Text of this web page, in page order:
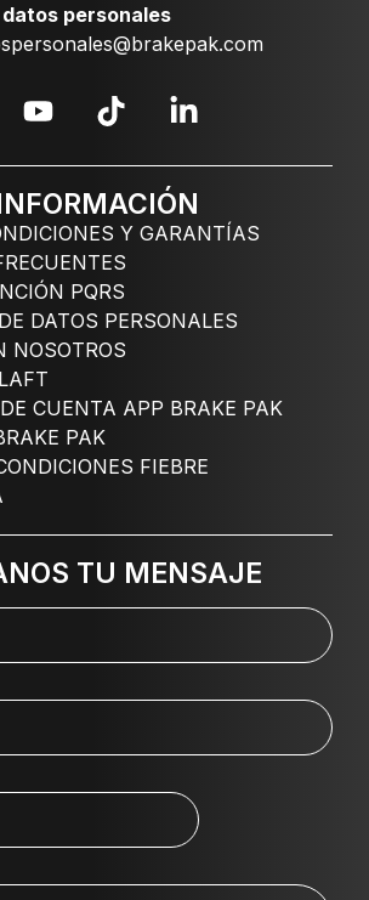
personales
Y GARANTÍAS
PQRS
DATOS PERSONALES
NOSOTROS
CUENTA APP BRAKE PAK
PAK
FIEBRE
TU MENSAJE